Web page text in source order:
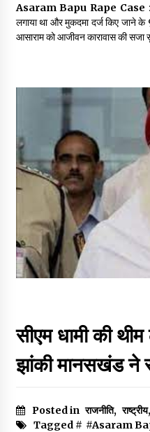
Asaram Bapu Rape Case
लगाया था और मुकदमा दर्ज किए जाने
आसाराम को आजीवन कारावास की सजा
सीएम धामी की
झांकी मानसखंड ने
Posted in राजनीति, राष्ट्रीय,
Tagged # #Asaram